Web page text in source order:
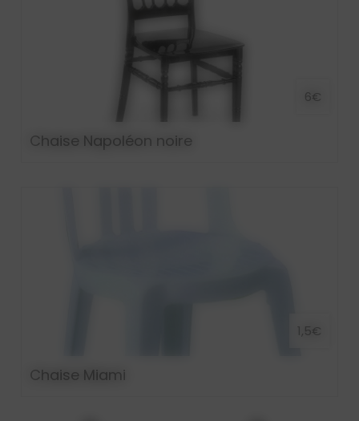
6€
Chaise Napoléon noire
1,5€
Chaise Miami